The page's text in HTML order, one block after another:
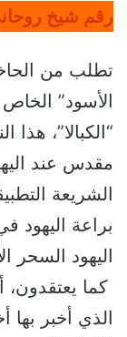
رقم شيخ
تطلب من
الأسود”
“الكبالا”،
مقدس عند
الشريعة
براعة اليهود
اليهود السحر
كما يعتقدون،
الذي أخبر بها